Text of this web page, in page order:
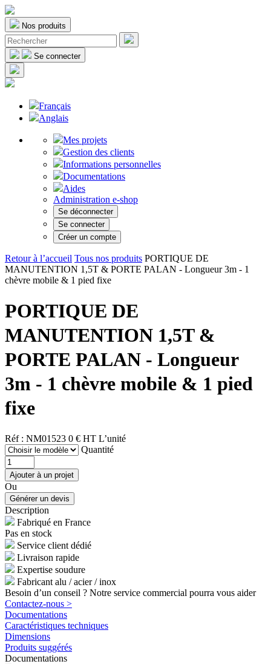
Nos produits
Se connecter
Français
Anglais
Mes projets
Gestion des clients
Informations personnelles
Documentations
Aides
Administration e-shop
Se déconnecter
Se connecter
Créer un compte
Retour à l’accueil Tous nos produits PORTIQUE DE
MANUTENTION 1,5T & PORTE PALAN - Longueur 3m - 1
chèvre mobile & 1 pied fixe
PORTIQUE DE
MANUTENTION 1,5T &
PORTE PALAN - Longueur
3m - 1 chèvre mobile & 1 pied
fixe
Réf : NM01523 0 € HT L’unité
Quantité
Ou
Description
Fabriqué en France
Pas en stock
Service client dédié
Livraison rapide
Expertise soudure
Fabricant alu / acier / inox
Besoin d’un conseil ? Notre service commercial pourra vous aider
Contactez-nous >
Documentations
Caractéristiques techniques
Dimensions
Produits suggérés
Documentations